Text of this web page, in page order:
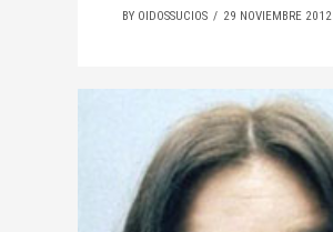
BY OIDOSSUCIOS 29 NOVIEMBRE 2012